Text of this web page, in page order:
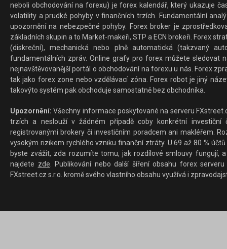
neboli obchodování na forexu) je forex kalendář, který ukazuje
volatility a prudké pohyby v finančních trzích. Fundamentální
upozornění na nebezpečné pohyby. Forex broker je
základních skupin a to Market-makeři, STP a ECN brokeři. Forex
(diskreční), mechanická nebo plně automatická (takzvaný
fundamentálních zpráv. Online grafy pro forex můžete sledovat
nejnavštěvovanější portál o obchodování na forexu u nás. Forex
tak jako forex zone nebo vzdělávací zóna. Forex robot je jiný
takovýto systém pak obchoduje samostatně bez obchodníka.
Upozornění: Všechny informace poskytované na serveru
trzích a neslouží v žádném případě coby konkrétní investiční
registrovanými brokery či investičním poradcem ani makléřem.
vysokým rizikem rychlého vzniku finanční ztráty. U 69 až 80 %
byste zvážit, zda rozumíte tomu, jak rozdílové smlouvy fungují,
najdete zde. Publikování nebo další šíření obsahu forex
FXstreet.cz s.r.o. kromě svého vlastního obsahu využívá i